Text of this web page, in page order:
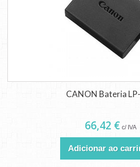
CANON Bateria
66,42 € c/ IVA
Adicionar ao